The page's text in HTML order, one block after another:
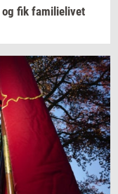
og fik fa­mi­li­e­li­vet